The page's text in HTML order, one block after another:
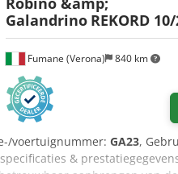
Fumane (Verona) 840 km
Galandrino REKORD
voertuignummer: GA23,
&